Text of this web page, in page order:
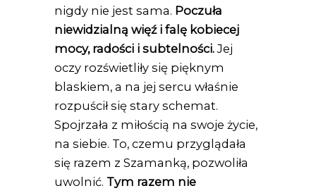
nigdy nie jest sama. Poczuła
niewidzialną więź i falę kobiecej
mocy, radości i subtelności.Jej
oczy rozświetliły się pięknym
blaskiem, a na jej sercu właśnie
rozpuścił się stary schemat.
Spojrzała z miłością na swoje życie,
na siebie. To, czemu przyglądała
się razem z Szamanką, pozwoliła
uwolnić. Tym razem nie